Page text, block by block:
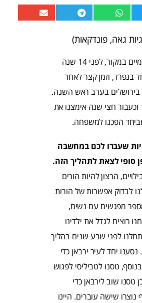
גאה, פונדקאות)
משה, בן זוגי ואני ירושלמיים במקור, לפני 14 שנה
בנפרד, וזמן קצר לאחר
בירושלים בערב ראש השנה.
חצי שנה אימצנו את
הפכנו למשפחה.
שעברו לכם במחשבה
סופי לצאת לתהליך הזה.
הרצון להיות הורים
לבדוק אפשרות של הורות
מפגשים עם נשים,
רוצים לגדל את ילדינו
לפני שבע שנים בהליך
יחד לעיר ירבאן כדי
טסנו לטביליסי לפגוש
טסנו שוב לירבאן כדי
שישה עוברים. היינו